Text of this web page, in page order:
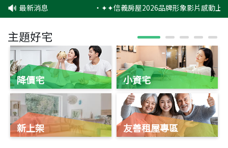
最新消息 ‧✦✦信義房屋2026品牌形象影片感動上
主題好宅
降價宅
新上架
小資宅
友善租屋專區